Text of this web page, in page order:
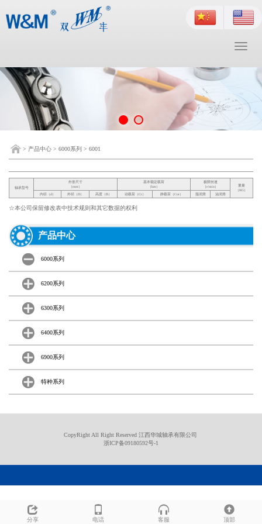
Toggle
> 产品中心 > 6000系列 > 6001
（mm）
内径（d） 外径（D） 高度
☆本公司保留修改表中技术规则和其它数据的权利
产品中心
6000系列
6200系列
6300系列
6400系列
6900系列
特种系列
分享 电话 客服 顶部
CopyRight All Right Reserved 江西华城轴承有限公司
浙ICP备09180592号-1